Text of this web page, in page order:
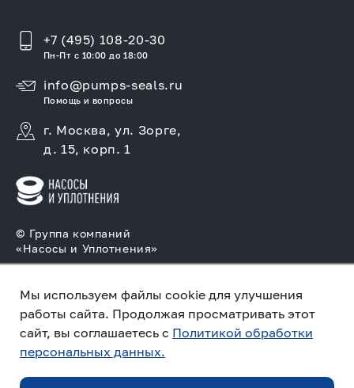
Мы используем файлы cookie для улучшения
работы сайта. Продолжая просматривать этот
сайт, вы соглашаетесь с Политикой обработки
персональных данных.
ПО ЗАПРОСУ
© Группа компаний
«Насосы и Уплотнения»
торцовых уплотнений
Политика конфиденциальности
Создано в компании
продвигать и продавать
+7 (495) 108-20-30
Пн-Пт с 10:00 до 18:00
info@pumps-seals.ru
Помощь и вопросы
г. Москва, ул. Зорге,
д. 15, корп. 1